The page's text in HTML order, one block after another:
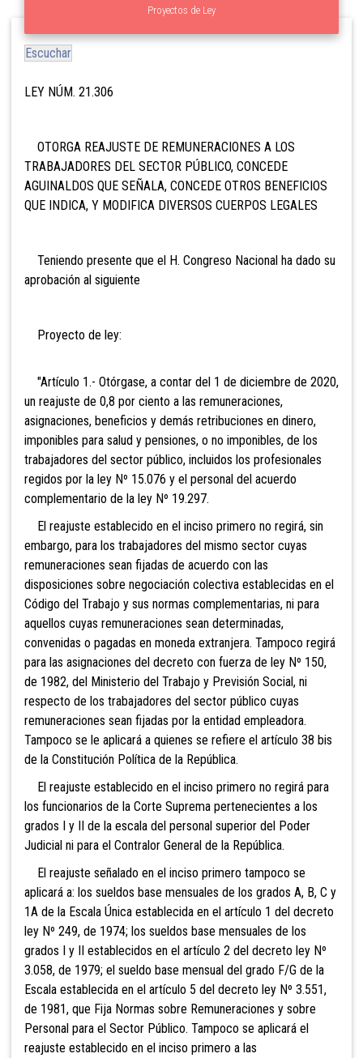
Proyectos de Ley
Escuchar
LEY NÚM. 21.306
OTORGA REAJUSTE DE REMUNERACIONES A LOS
TRABAJADORES DEL SECTOR PÚBLICO, CONCEDE
AGUINALDOS QUE SEÑALA, CONCEDE OTROS BENEFICIOS
QUE INDICA, Y MODIFICA DIVERSOS CUERPOS LEGALES
Teniendo presente que el H. Congreso Nacional ha dado su
aprobación al siguiente
Proyecto de ley:
"Artículo 1.- Otórgase, a contar del 1 de diciembre de 2020,
un reajuste de 0,8 por ciento a las remuneraciones,
asignaciones, beneficios y demás retribuciones en dinero,
imponibles para salud y pensiones, o no imponibles, de los
trabajadores del sector público, incluidos los profesionales
regidos por la ley Nº 15.076 y el personal del acuerdo
complementario de la ley Nº 19.297.
El reajuste establecido en el inciso primero no regirá, sin
embargo, para los trabajadores del mismo sector cuyas
remuneraciones sean fijadas de acuerdo con las
disposiciones sobre negociación colectiva establecidas en el
Código del Trabajo y sus normas complementarias, ni para
aquellos cuyas remuneraciones sean determinadas,
convenidas o pagadas en moneda extranjera. Tampoco regirá
para las asignaciones del decreto con fuerza de ley Nº 150,
de 1982, del Ministerio del Trabajo y Previsión Social, ni
respecto de los trabajadores del sector público cuyas
remuneraciones sean fijadas por la entidad empleadora.
Tampoco se le aplicará a quienes se refiere el artículo 38 bis
de la Constitución Política de la República.
El reajuste establecido en el inciso primero no regirá para
los funcionarios de la Corte Suprema pertenecientes a los
grados I y II de la escala del personal superior del Poder
Judicial ni para el Contralor General de la República.
El reajuste señalado en el inciso primero tampoco se
aplicará a: los sueldos base mensuales de los grados A, B, C y
1A de la Escala Única establecida en el artículo 1 del decreto
ley Nº 249, de 1974; los sueldos base mensuales de los
grados I y II establecidos en el artículo 2 del decreto ley Nº
3.058, de 1979; el sueldo base mensual del grado F/G de la
Escala establecida en el artículo 5 del decreto ley Nº 3.551,
de 1981, que Fija Normas sobre Remuneraciones y sobre
Personal para el Sector Público. Tampoco se aplicará el
reajuste establecido en el inciso primero a las